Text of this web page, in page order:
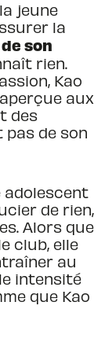
jeune
la
son
rien.
Kao
aux
des
pas de son
adolescent
de rien,
Alors que
club, elle
au
intensité
que Kao